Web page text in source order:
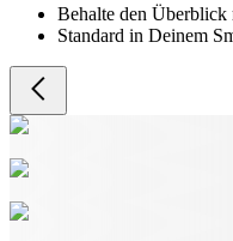
Behalte den Überblick
Standard in Deinem